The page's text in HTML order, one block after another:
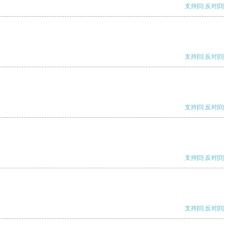
支持[0] 反对[0]
支持[0] 反对[0]
支持[0] 反对[0]
支持[0] 反对[0]
支持[0] 反对[0]